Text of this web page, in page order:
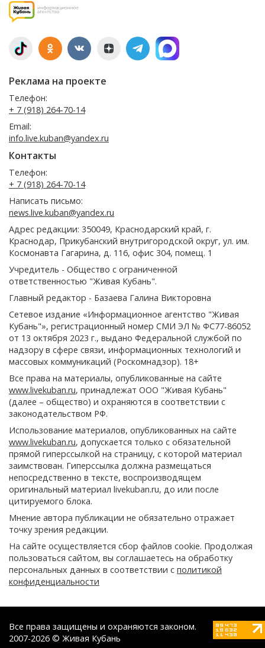
Реклама на проекте
Телефон:
+ 7 (918) 264-70-14
Email:
info.live.kuban@yandex.ru
Контакты
Телефон:
+ 7 (918) 264-70-14
Написать письмо:
news.live.kuban@yandex.ru
Адрес редакции: 350049, Краснодарский край, г.
Краснодар, Прикубанский внутригородской округ, ул. им.
Космонавта Гагарина, д. 116, офис 304, помещ. 1
Учредитель - Общество с ограниченной
ответственностью "Живая Кубань".
Главный редактор - Базаева Галина Викторовна
Сетевое издание «Информационное агентство "Живая
Кубань"», регистрационный номер СМИ ЭЛ № ФС77-86052
от 13 октября 2023 г., выдано Федеральной службой по
надзору в сфере связи, информационных технологий и
массовых коммуникаций (Роскомнадзор). 18+
Все права на материалы, опубликованные на сайте
www.livekuban.ru, принадлежат ООО "Живая Кубань"
(далее – общество) и охраняются в соответствии с
законодательством РФ.
Использование материалов, опубликованных на сайте
www.livekuban.ru, допускается только с обязательной
прямой гиперссылкой на страницу, с которой материал
заимствован. Гиперссылка должна размещаться
непосредственно в тексте, воспроизводящем
оригинальный материал livekuban.ru, до или после
цитируемого блока.
Мнение автора публикации не обязательно отражает
точку зрения редакции.
На сайте осуществляется сбор файлов cookie. Продолжая
пользоваться сайтом, вы соглашаетесь на обработку
персональных данных в соответствии с политикой
конфиденциальности
Все права защищены и охраняются законом.
2007-2026 © Живая Кубань